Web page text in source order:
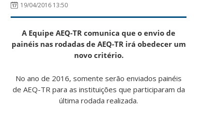
19/04/2016 13:50
A Equipe AEQ-TR comunica que o envio de
painéis nas rodadas de AEQ-TR irá obedecer um
novo critério.
No ano de 2016, somente serão enviados painéis
de AEQ-TR para as instituições que participaram da
última rodada realizada.